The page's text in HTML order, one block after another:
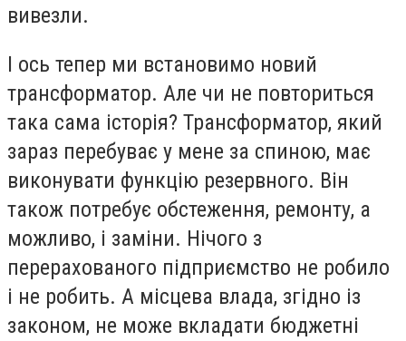
вивезли.
І ось тепер ми встановимо новий
трансформатор. Але чи не повториться
така сама історія? Трансформатор, який
зараз перебуває у мене за спиною, має
виконувати функцію резервного. Він
також потребує обстеження, ремонту, а
можливо, і заміни. Нічого з
перерахованого підприємство не робило
і не робить. А місцева влада, згідно із
законом, не може вкладати бюджетні